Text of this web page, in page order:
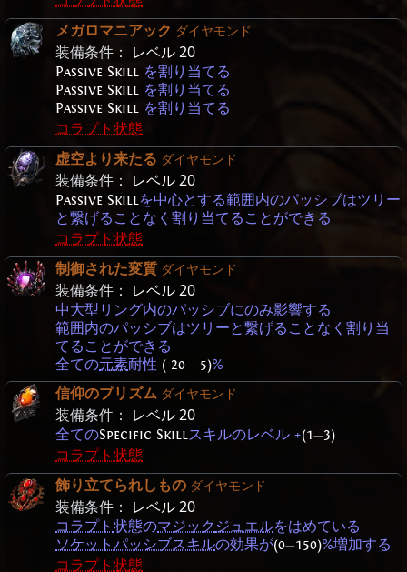
メガロマニアック ダイヤモンド
装備条件： レベル 20
Passive Skill を割り当てる
Passive Skill を割り当てる
Passive Skill を割り当てる
コラプト状態
虚空より来たる ダイヤモンド
装備条件： レベル 20
Passive Skillを中心とする範囲内のパッシブはツリー
と繋げることなく割り当てることができる
コラプト状態
制御された変質 ダイヤモンド
装備条件： レベル 20
中大型リング内のパッシブにのみ影響する
範囲内のパッシブはツリーと繋げることなく割り当
てることができる
全ての元素耐性 (-20—-5)%
信仰のプリズム ダイヤモンド
装備条件： レベル 20
全てのSpecific Skillスキルのレベル +(1—3)
コラプト状態
飾り立てられしもの ダイヤモンド
装備条件： レベル 20
コラプト 状態のマジック ジュエルをはめている
ソケットパッシブスキルの効果が(0—150)%増加する
コラプト状態